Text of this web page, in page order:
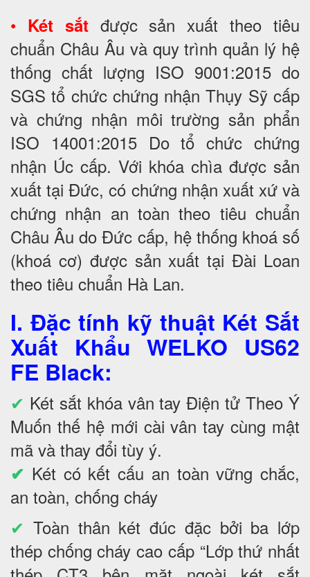
• Két sắtđược sản xuất theo tiêu
chuẩn Châu Âu và quy trình quản lý hệ
thống chất lượng ISO 9001:2015 do
SGS tổ chức chứng nhận Thụy Sỹ cấp
và chứng nhận môi trường sản phẩn
ISO 14001:2015 Do tổ chức chứng
nhận Úc cấp. Với khóa chìa được sản
xuất tại Đức, có chứng nhận xuất xứ và
chứng nhận an toàn theo tiêu chuẩn
Châu Âu do Đức cấp, hệ thống khoá số
(khoá cơ) được sản xuất tại Đài Loan
theo tiêu chuẩn Hà Lan.
I. Đặc tính kỹ thuật Két Sắt
Xuất Khẩu WELKO US62
FE Black:
✔ Két sắt khóa vân tay Điện tử Theo Ý
Muốn thế hệ mới cài vân tay cùng mật
mã và thay đổi tùy ý.
✔ Két có kết cấu an toàn vững chắc,
an toàn, chống cháy
✔ Toàn thân két đúc đặc bởi ba lớp
thép chống cháy cao cấp “Lớp thứ nhất